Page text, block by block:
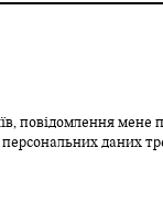
повідомлення мене
даних